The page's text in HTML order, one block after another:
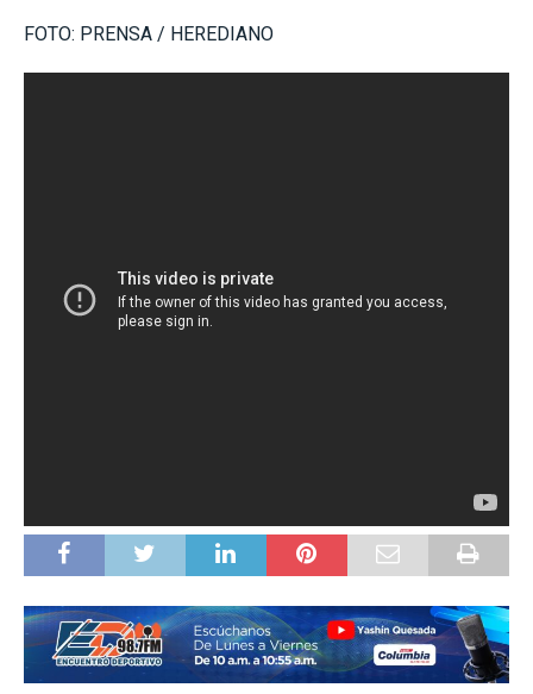
FOTO: PRENSA / HEREDIANO